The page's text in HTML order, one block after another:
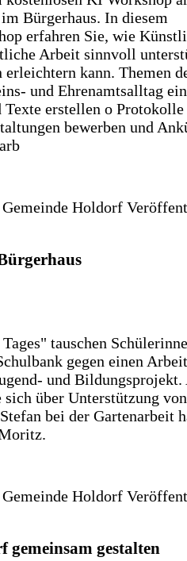
Bürgerhaus. In diesem
erfahren Sie, wie
Arbeit sinnvoll
kann. Themen
und Ehrenamtsalltag
Texte erstellen o
bewerben und
Holdorf
tauschen
gegen einen
und Bildungsprojekt.
über Unterstützung
bei der Gartenarbeit
Holdorf
gestalten